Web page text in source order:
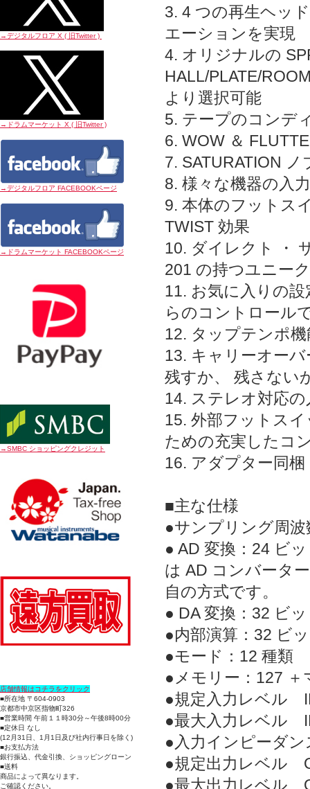
→デジタルフロア X ( 旧Twitter)
→ドラムマーケット X ( 旧Twitter)
→デジタルフロア FACEBOOKページ
→ドラムマーケット FACEBOOKページ
→SMBC ショッピングクレジット
店舗情報はコチラをクリック
■所在地 〒604-0903
京都市中京区指物町326
■営業時間 午前１１時30分～午後8時00分
■定休日 なし
(12月31日、1月1日及び社内行事日を除く)
■お支払方法
銀行振込、代金引換、ショッピングローン
■送料
商品によって異なります。
ご確認ください。
3. 4 つの再生ヘッ
エーションを実現
4. オリジナルの
HALL/PLATE/
より選択可能
5. テープのコンデ
6. WOW ＆
7. SATURATION
8. 様々な機器の入
9. 本体のフットス
TWIST 効果
10. ダイレクト ・
201 の持つユニー
11. お気に入りの
らのコントロール
12. タップテンポ
13. キャリーオー
残すか、 残さない
14. ステレオ対応
15. 外部フットス
ための充実したコ
16. アダプター同梱
■主な仕様
●サンプリング周
● AD 変換：24 ビ
は AD コンバータ
自の方式です。
● DA 変換：32 ビ
●内部演算：32 ビ
●モード：12 種類
●メモリー：127 ＋
●規定入力レベル
●最大入力レベル
●入力インピーダ
●規定出力レベル
●最大出力レベル